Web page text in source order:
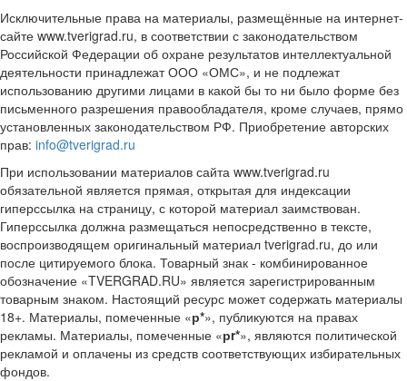
Исключительные права на материалы, размещённые на интернет-
сайте www.tverigrad.ru, в соответствии с законодательством
Российской Федерации об охране результатов интеллектуальной
деятельности принадлежат ООО «ОМС», и не подлежат
использованию другими лицами в какой бы то ни было форме без
письменного разрешения правообладателя, кроме случаев, прямо
установленных законодательством РФ. Приобретение авторских
прав: info@tverigrad.ru
При использовании материалов сайта www.tverigrad.ru
обязательной является прямая, открытая для индексации
гиперссылка на страницу, с которой материал заимствован.
Гиперссылка должна размещаться непосредственно в тексте,
воспроизводящем оригинальный материал tverigrad.ru, до или
после цитируемого блока. Товарный знак - комбинированное
обозначение «TVERGRAD.RU» является зарегистрированным
товарным знаком. Настоящий ресурс может содержать материалы
18+. Материалы, помеченные «р*», публикуются на правах
рекламы. Материалы, помеченные «рr*», являются политической
рекламой и оплачены из средств соответствующих избирательных
фондов.